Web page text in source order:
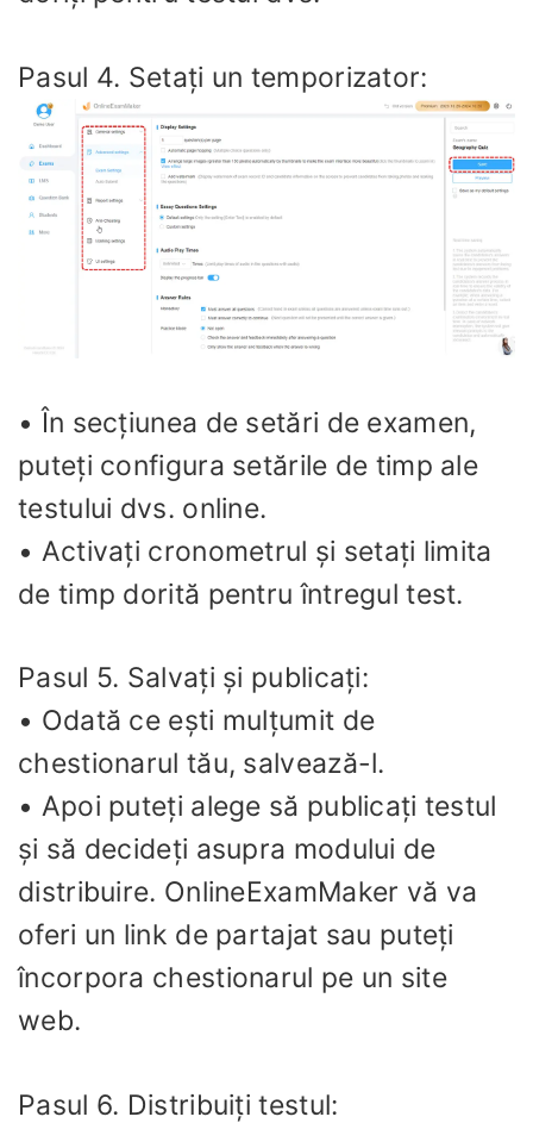
Pasul 4. Setați un temporizator:
• În secțiunea de setări de examen,
puteți configura setările de timp ale
testului dvs. online.
• Activați cronometrul și setați limita
de timp dorită pentru întregul test.
Pasul 5. Salvați și publicați:
• Odată ce ești mulțumit de
chestionarul tău, salvează-l.
• Apoi puteți alege să publicați testul
și să decideți asupra modului de
distribuire. OnlineExamMaker vă va
oferi un link de partajat sau puteți
încorpora chestionarul pe un site
web.
Pasul 6. Distribuiți testul: